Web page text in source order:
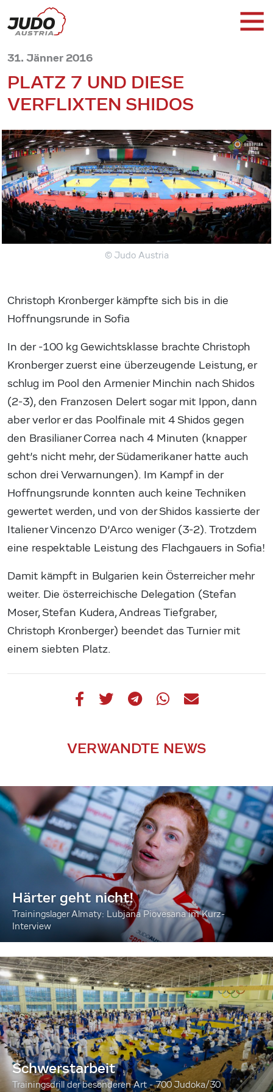
31. Jänner 2016
PLATZ 7 UND DIESE
VERFLIXTEN SHIDOS
© Judo Austria
Christoph Kronberger kämpfte sich bis in die
Hoffnungsrunde in Sofia
In der -100 kg Gewichtsklasse brachte Christoph
Kronberger zuerst eine überzeugende Leistung, er
schlug im Pool den Armenier Minchin nach Shidos
(2-3), den Franzosen Delert sogar mit Ippon, dann
aber verlor er das Poolfinale mit 4 Shidos gegen
den Brasilianer Correa nach 4 Minuten (knapper
geht’s nicht mehr, der Südamerikaner hatte auch
schon drei Verwarnungen). Im Kampf in der
Hoffnungsrunde konnten auch keine Techniken
gewertet werden, und von der Shidos kassierte der
Italiener Vincenzo D’Arco weniger (3-2). Trotzdem
eine respektable Leistung des Flachgauers in Sofia!
Damit kämpft in Bulgarien kein Österreicher mehr
weiter. Die österreichische Delegation (Stefan
Moser, Stefan Kudera, Andreas Tiefgraber,
Christoph Kronberger) beendet das Turnier mit
einem siebten Platz.
VERWANDTE NEWS
Härter geht nicht!
Trainingslager Almaty: Lubjana Piovesana im Kurz-
Interview
Schwerstarbeit
Trainingsdrill der besonderen Art - 700 Judoka/30